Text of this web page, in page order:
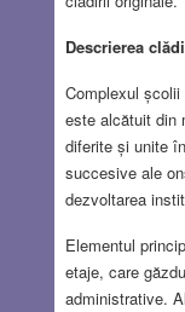
Descrierea
Complexul școlii
este alcătuit din
diferite și unite
succesive ale
dezvoltarea
Elementul
etaje, care
administrative.